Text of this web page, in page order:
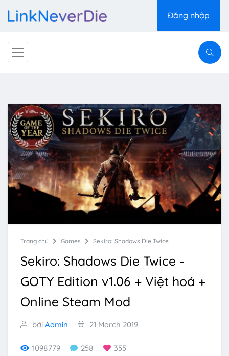
Đăng nhập
Trang chủ Games Sekiro: Shadows Die Twice
Sekiro: Shadows Die Twice -
GOTY Edition v1.06 + Việt hoá +
Online Steam Mod
bởi Admin 21 March 2019
1098779 258 355